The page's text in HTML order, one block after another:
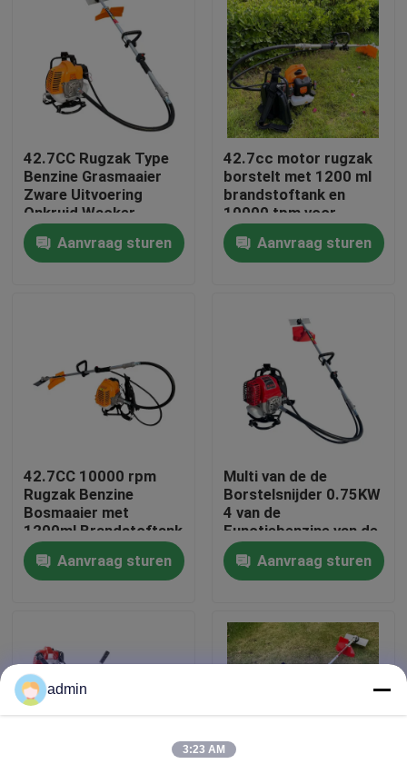
Thuis
fabrieksdisplay
Neem contact met ons op
Vraag een offerte
Handbediend Mini Chainsaw
elektrische kettingzaag
42.7CC Rugzak Type
Benzine Grasmaaier
Zware Uitvoering
Onkruid Wacker
Aanvraag sturen
42.7cc motor rugzak
borstelt met 1200 ml
brandstoftank en
10000 tpm voor
professioneel gras
snijdenAanvraag sturen
42.7CC 10000 rpm
Rugzak Benzine
Bosmaaier met
1200ml Brandstoftank
voor Efficiënt
Grasmaaien
Aanvraag sturen
Multi van de de
Borstelsnijder 0.75KW
4 van de
Functiebenzine van de
de Slagrugzak het
Grassnijder
Aanvraag sturen
admin
3:23 AM